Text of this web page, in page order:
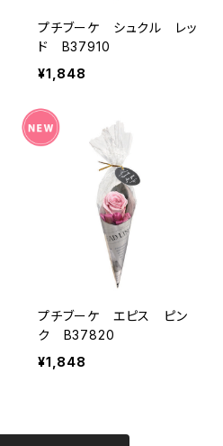
プチブーケ シュクル レッ
ド B37910
¥1,848
プチブーケ エピス ピン
ク B37820
¥1,848